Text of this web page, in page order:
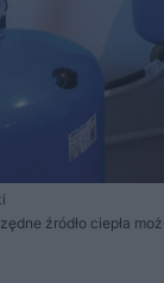
źródło ciepła